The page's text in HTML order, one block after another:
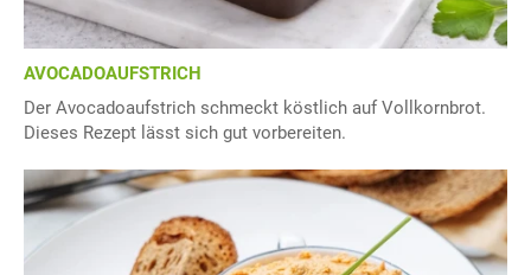
AVOCADOAUFSTRICH
Der Avocadoaufstrich schmeckt köstlich auf Vollkornbrot.
Dieses Rezept lässt sich gut vorbereiten.